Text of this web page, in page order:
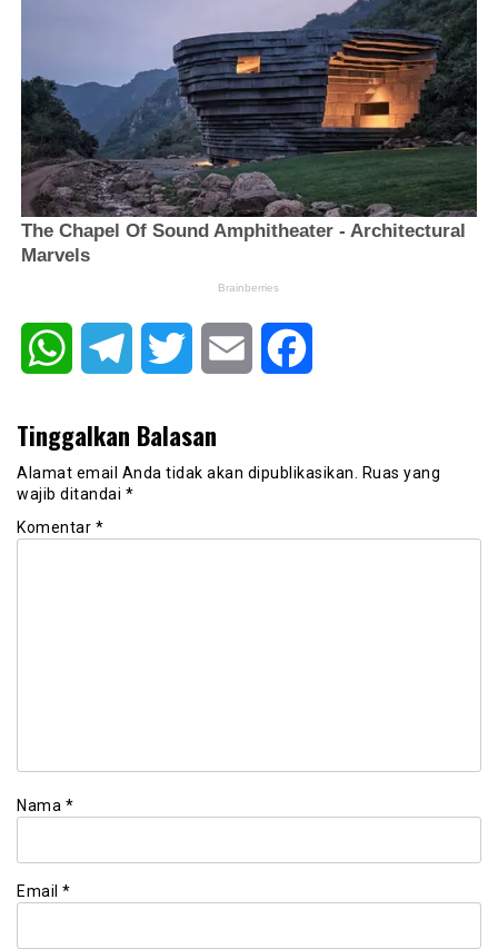
WhatsAppTelegram Twitter Email
Tinggalkan Balasan
Alamat email Anda tidak akan dipublikasikan.
Ruas yang
wajib ditandai *
Komentar *
Nama *
Email *